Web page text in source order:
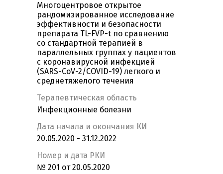
Многоцентровое открытое
рандомизированное исследование
эффективности и безопасности
препарата TL-FVP-t по сравнению
cо стандартной терапией в
параллельных группах у пациентов
с коронавирусной инфекцией
(SARS-CoV-2/COVID-19) легкого и
среднетяжелого течения
Терапевтическая область
Инфекционные болезни
Дата начала и окончания КИ
20.05.2020 - 31.12.2022
Номер и дата РКИ
№ 201 от 20.05.2020